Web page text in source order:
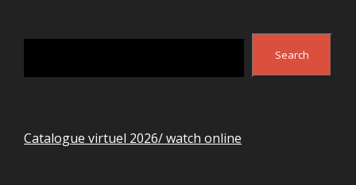
Search
Search
Catalogue virtuel 2026/ watch online